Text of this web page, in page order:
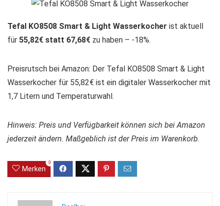
Tefal KO8508 Smart & Light Wasserkocher ist aktuell
für 55,82€ statt 67,68€ zu haben – -18%.
Preisrutsch bei Amazon: Der Tefal KO8508 Smart & Light
Wasserkocher für 55,82€ ist ein digitaler Wasserkocher mit
1,7 Litern und Temperaturwahl.
Hinweis: Preis und Verfügbarkeit können sich bei Amazon
jederzeit ändern. Maßgeblich ist der Preis im Warenkorb.
Merken
0